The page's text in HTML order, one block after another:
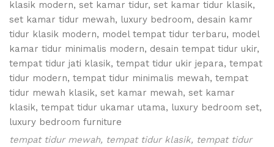
tempat tidur mewah, tempat tidur klasik, tempat tidur